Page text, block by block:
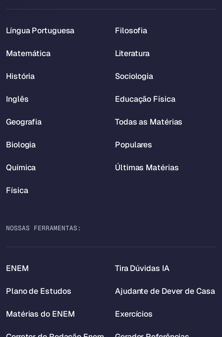
Língua Portuguesa
Matemática
História
Inglês
Geografia
Biologia
Química
Física
Filosofia
Literatura
Sociologia
Educação Física
Todas as Matérias
Populares
Últimas Matérias
NOSSAS FERRAMENTAS:
ENEM
Plano de Estudos
Matérias do ENEM
Tira Dúvidas IA
Ajudante de Dever de Casa
Exercícios